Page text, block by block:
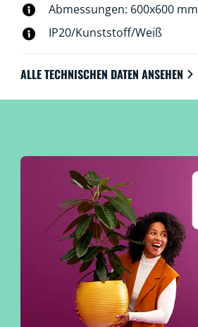
Abmessungen: 600x600 mm
IP20/Kunststoff/Weiß
ALLE TECHNISCHEN DATEN ANSEHEN